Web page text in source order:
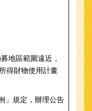
地區範圍遠近，
得財物使用計畫
」規定，辦理公告